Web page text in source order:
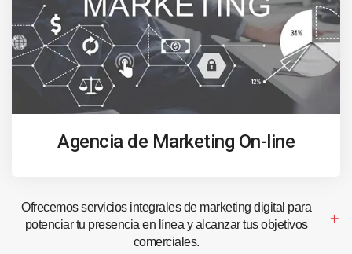
Agencia de Marketing On-line
Ofrecemos servicios integrales de marketing digital para
potenciar tu presencia en línea y alcanzar tus objetivos
comerciales.